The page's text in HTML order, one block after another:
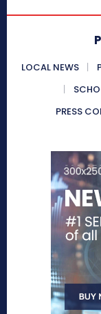
LOCAL NEWS
PRESS